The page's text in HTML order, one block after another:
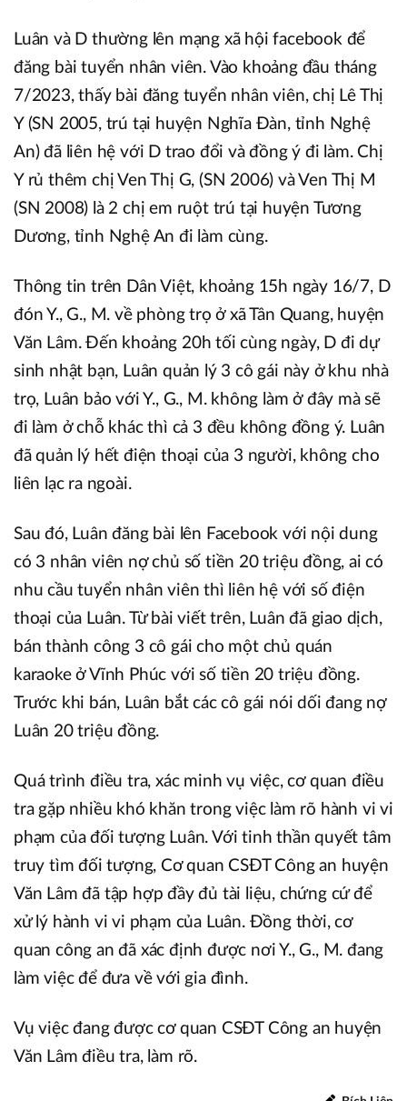
Luân và D thường lên mạng xã hội facebook để
đăng bài tuyển nhân viên. Vào khoảng đầu tháng
7/2023, thấy bài đăng tuyển nhân viên, chị Lê Thị
Y (SN 2005, trú tại huyện Nghĩa Đàn, tỉnh Nghệ
An) đã liên hệ với D trao đổi và đồng ý đi làm. Chị
Y rủ thêm chị Ven Thị G, (SN 2006) và Ven Thị M
(SN 2008) là 2 chị em ruột trú tại huyện Tương
Dương, tỉnh Nghệ An đi làm cùng.
Thông tin trên Dân Việt, khoảng 15h ngày 16/7, D
đón Y., G., M. về phòng trọ ở xã Tân Quang, huyện
Văn Lâm. Đến khoảng 20h tối cùng ngày, D đi dự
sinh nhật bạn, Luân quản lý 3 cô gái này ở khu nhà
trọ, Luân bảo với Y., G., M. không làm ở đây mà sẽ
đi làm ở chỗ khác thì cả 3 đều không đồng ý. Luân
đã quản lý hết điện thoại của 3 người, không cho
liên lạc ra ngoài.
Sau đó, Luân đăng bài lên Facebook với nội dung
có 3 nhân viên nợ chủ số tiền 20 triệu đồng, ai có
nhu cầu tuyển nhân viên thì liên hệ với số điện
thoại của Luân. Từ bài viết trên, Luân đã giao dịch,
bán thành công 3 cô gái cho một chủ quán
karaoke ở Vĩnh Phúc với số tiền 20 triệu đồng.
Trước khi bán, Luân bắt các cô gái nói dối đang nợ
Luân 20 triệu đồng.
Quá trình điều tra, xác minh vụ việc, cơ quan điều
tra gặp nhiều khó khăn trong việc làm rõ hành vi vi
phạm của đối tượng Luân. Với tinh thần quyết tâm
truy tìm đối tượng, Cơ quan CSĐT Công an huyện
Văn Lâm đã tập hợp đầy đủ tài liệu, chứng cứ để
xử lý hành vi vi phạm của Luân. Đồng thời, cơ
quan công an đã xác định được nơi Y., G., M. đang
làm việc để đưa về với gia đình.
Vụ việc đang được cơ quan CSĐT Công an huyện
Văn Lâm điều tra, làm rõ.